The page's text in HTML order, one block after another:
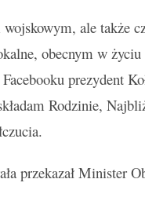
ale także
obecnym w
Facebooku prezydent
Rodzinie,
przekazał Minister